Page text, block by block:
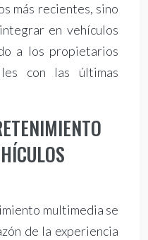
más recientes, sino
en vehículos
a los propietarios
con las últimas
multimedia se
de la experiencia